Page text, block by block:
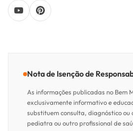
Nota de Isenção de
As informações publicadas no Bem
exclusivamente informativo e
substituem consulta, diagnóstico ou
pediatra ou outro profissional de